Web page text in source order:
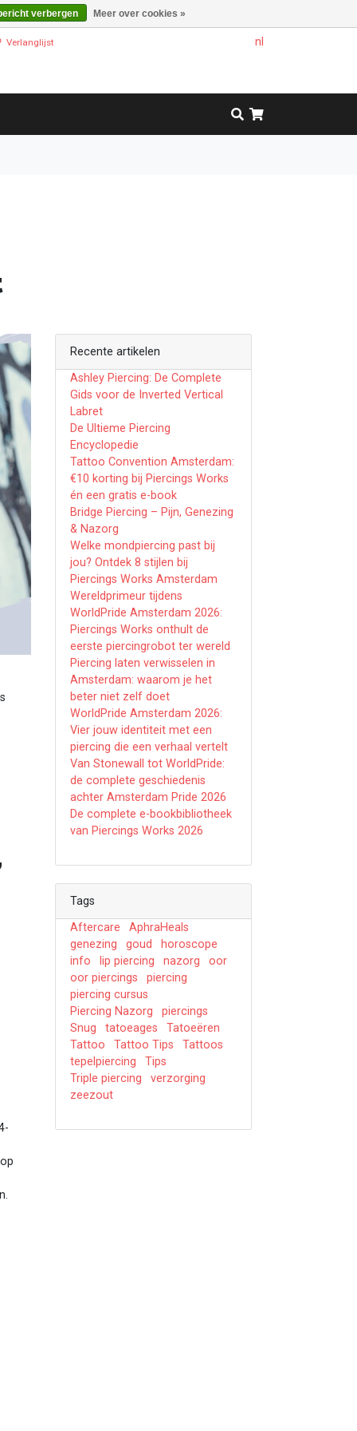
verbergen Meer over cookies »
Verlanglijst nl
Recente artikelen
Ashley Piercing: De Complete
Gids voor de Inverted Vertical
Labret
De Ultieme Piercing
Encyclopedie
Tattoo Convention Amsterdam:
€10 korting bij Piercings Works
én een gratis e-book
Bridge Piercing – Pijn, Genezing
& Nazorg
Welke mondpiercing past bij
jou? Ontdek 8 stijlen bij
Piercings Works Amsterdam
Wereldprimeur tijdens
WorldPride Amsterdam 2026:
Piercings Works onthult de
eerste piercingrobot ter wereld
Piercing laten verwisselen in
Amsterdam: waarom je het
beter niet zelf doet
WorldPride Amsterdam 2026:
Vier jouw identiteit met een
piercing die een verhaal vertelt
Van Stonewall tot WorldPride:
de complete geschiedenis
achter Amsterdam Pride 2026
De complete e-bookbibliotheek
van Piercings Works 2026
Tags
Aftercare
AphraHeals
genezing
goud
horoscope
info
lip piercing nazorg
oor
oor piercings
piercing
piercing cursus
Piercing Nazorg
piercings
Snug
tatoeages
Tatoeëren
Tattoo
Tattoo Tips
Tattoos
tepelpiercing
Tips
Triple piercing
verzorging
zeezout